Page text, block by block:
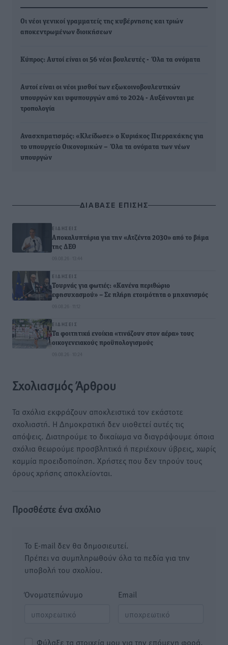
Οι νέοι γενικοί γραμματείς της κυβέρνησης και τριών
αποκεντρωμένων διοικήσεων
Κύπρος: Αυτοί είναι οι 56 νέοι βουλευτές - Όλα τα ονόματα
Αυτοί είναι οι νέοι μισθοί των εξωκοινοβουλευτικών
υπουργών και υφυπουργών από το 2024 - Αυξάνονται με
τροπολογία
Ανασχηματισμός: «Κλείδωσε» ο Κυριάκος Πιερρακάκης για
το υπουργείο Οικονομικών – Όλα τα ονόματα των νέων
υπουργών
ΔΙΑΒΑΣΕ ΕΠΙΣΗΣ
ΕΙΔΉΣΕΙΣ
Αποκαλυπτήρια για την «Ατζέντα 2030» από το βήμα
της ΔΕΘ
09.08.26 · 13:44
ΕΙΔΉΣΕΙΣ
Τουρνάς για φωτιές: «Κανένα περιθώριο
εφησυχασμού» – Σε πλήρη ετοιμότητα ο μηχανισμός
09.08.26 · 11:12
ΕΙΔΉΣΕΙΣ
Τα φοιτητικά ενοίκια «τινάζουν στον αέρα» τους
οικογενειακούς προϋπολογισμούς
09.08.26 · 10:24
Σχολιασμός Άρθρου
Τα σχόλια εκφράζουν αποκλειστικά τον εκάστοτε
σχολιαστή. Η Δημοκρατική δεν υιοθετεί αυτές τις
απόψεις. Διατηρούμε το δικαίωμα να διαγράψουμε όποια
σχόλια θεωρούμε προσβλητικά ή περιέχουν ύβρεις, χωρίς
καμμία προειδοποίηση. Χρήστες που δεν τηρούν τους
όρους χρήσης αποκλείονται.
Προσθέστε ένα σχόλιο
Το E-mail δεν θα δημοσιευτεί.
Πρέπει να συμπληρωθούν όλα τα πεδία για την
υποβολή του σχολίου.
Όνοματεπώνυμο Email
Φύλαξε τα στοιχεία μου για την επόμενη φορά.